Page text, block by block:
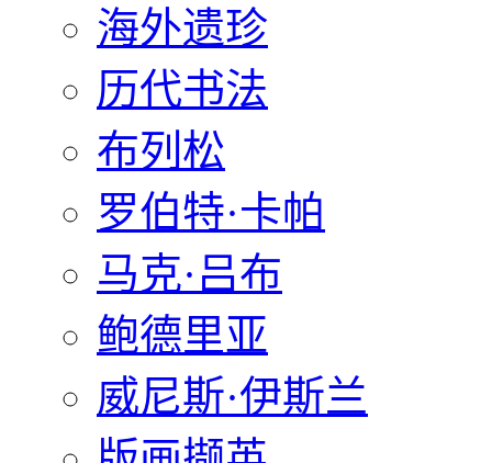
海外遗珍
历代书法
布列松
罗伯特·卡帕
马克·吕布
鲍德里亚
威尼斯·伊斯兰